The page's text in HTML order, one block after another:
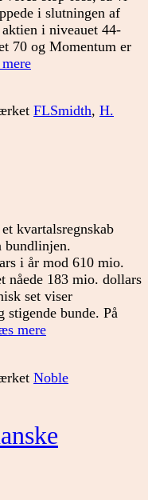
i slutningen af
i niveauet 44-
70 og Momentum er
Porteføljeændring
FLSmidth, H.
kvartalsregnskab
bundlinjen.
i år mod 610 mio.
nåede 183 mio. dollars
set viser
stigende bunde. På
mereNoble
ned?
Noble